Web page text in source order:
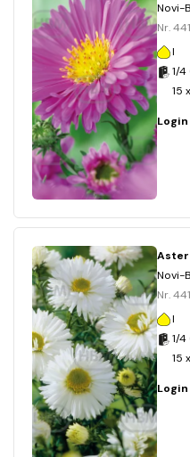
Novi-
Nr.
I
1/4
15
Aster
Novi-
Nr.
I
1/4
15